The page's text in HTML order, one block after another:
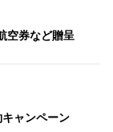
空券など贈呈
ャンペーン